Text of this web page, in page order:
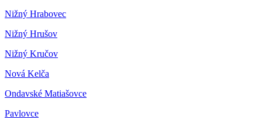
Nižný Hrabovec
Nižný Hrušov
Nižný Kručov
Nová Kelča
Ondavské Matiašovce
Pavlovce